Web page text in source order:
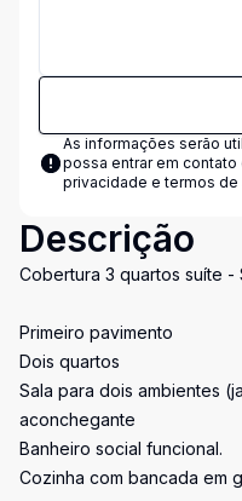
As informações serão
possa entrar em contato
privacidade e termos de
Descrição
Cobertura 3 quartos suíte -
Primeiro pavimento
Dois quartos
Sala para dois ambientes
aconchegante
Banheiro social funcional.
Cozinha com bancada em